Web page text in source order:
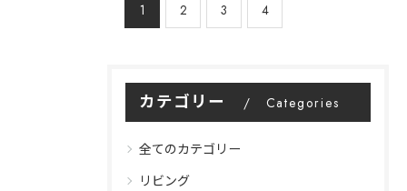
1 2 3 4
カテゴリー Categories
全てのカテゴリー
リビング